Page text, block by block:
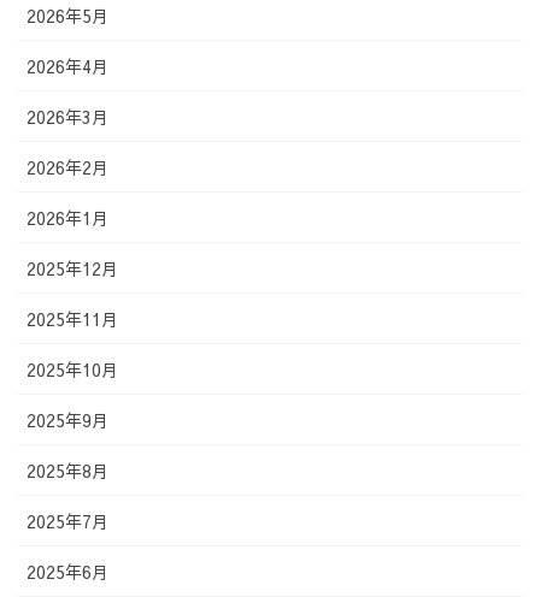
2026年5月
2026年4月
2026年3月
2026年2月
2026年1月
2025年12月
2025年11月
2025年10月
2025年9月
2025年8月
2025年7月
2025年6月